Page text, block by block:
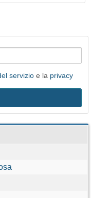
servizio e la privacy